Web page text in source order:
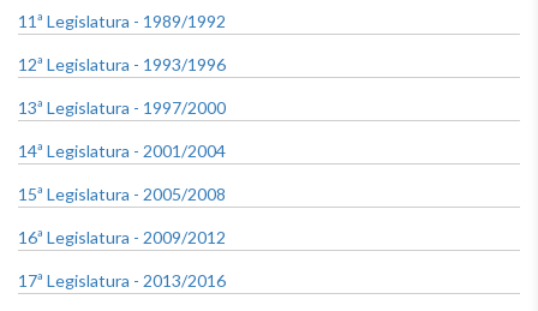
11ª Legislatura - 1989/1992
12ª Legislatura - 1993/1996
13ª Legislatura - 1997/2000
14ª Legislatura - 2001/2004
15ª Legislatura - 2005/2008
16ª Legislatura - 2009/2012
17ª Legislatura - 2013/2016